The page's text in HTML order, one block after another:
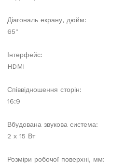
Діагональ екрану, дюйм:
65"
Інтерфейс:
HDMI
Співвідношення сторін:
16:9
Вбудована звукова система:
2 х 15 Вт
Розміри робочої поверхні, мм: